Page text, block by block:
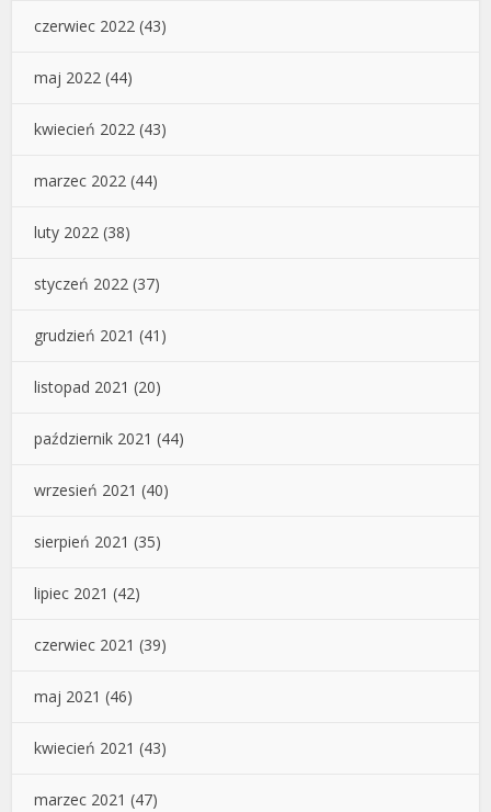
czerwiec 2022 (43)
maj 2022 (44)
kwiecień 2022 (43)
marzec 2022 (44)
luty 2022 (38)
styczeń 2022 (37)
grudzień 2021 (41)
listopad 2021 (20)
październik 2021 (44)
wrzesień 2021 (40)
sierpień 2021 (35)
lipiec 2021 (42)
czerwiec 2021 (39)
maj 2021 (46)
kwiecień 2021 (43)
marzec 2021 (47)